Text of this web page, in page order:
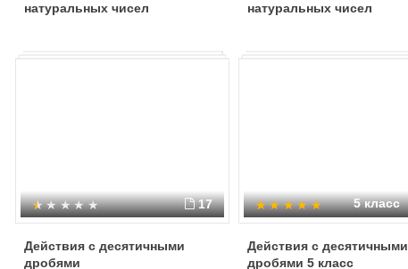
натуральных чисел
натуральных чисел
17
Действия с десятичными
дробями
5 класс
Действия с десятичными
дробями 5 класс